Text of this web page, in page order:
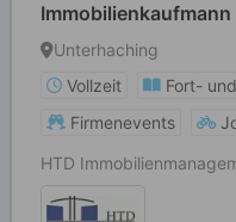
Unterhaching
Vollzeit
Fort-
Firmenevents
HTD